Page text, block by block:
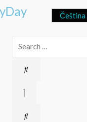
Čeština
Search
…